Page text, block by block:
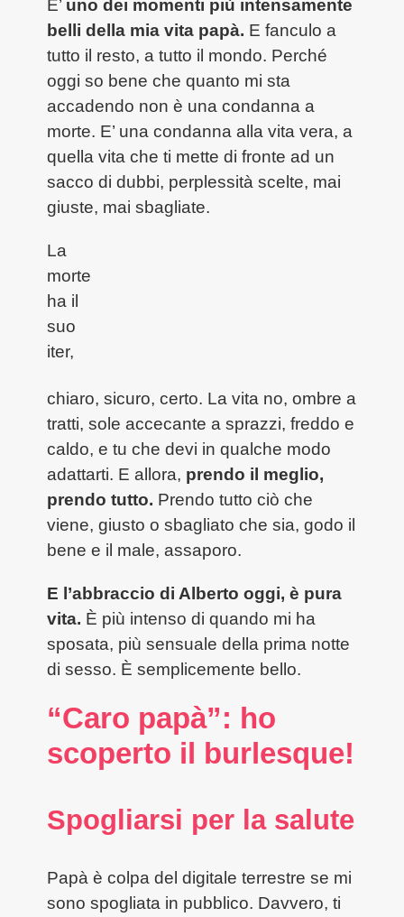
E’ uno dei momenti più intensamente
belli della mia vita papà. E fanculo a
tutto il resto, a tutto il mondo. Perché
oggi so bene che quanto mi sta
accadendo non è una condanna a
morte. E’ una condanna alla vita vera, a
quella vita che ti mette di fronte ad un
sacco di dubbi, perplessità scelte, mai
giuste, mai sbagliate.
La
morte
ha il
suo
iter,
chiaro, sicuro, certo. La vita no, ombre a
tratti, sole accecante a sprazzi, freddo e
caldo, e tu che devi in qualche modo
adattarti. E allora, prendo il meglio,
prendo tutto. Prendo tutto ciò che
viene, giusto o sbagliato che sia, godo il
bene e il male, assaporo.
E l’abbraccio di Alberto oggi, è pura
vita. È più intenso di quando mi ha
sposata, più sensuale della prima notte
di sesso. È semplicemente bello.
“Caro papà”: ho
scoperto il burlesque!
Spogliarsi per la salute
Papà è colpa del digitale terrestre se mi
sono spogliata in pubblico. Davvero, ti